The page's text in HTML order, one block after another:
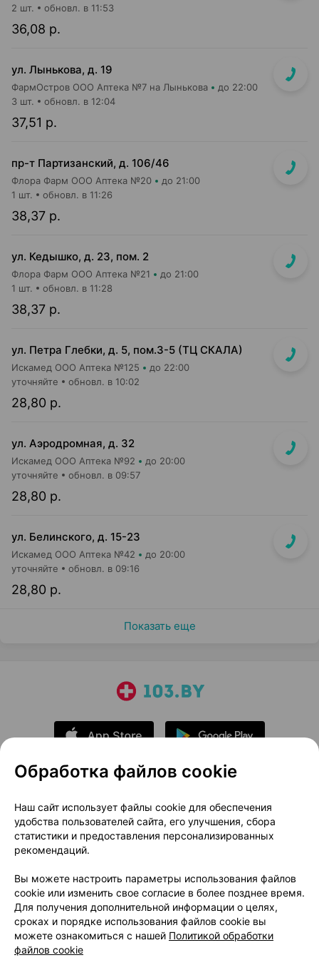
36,08 р.
2 шт. обновл. в 11:53
ул. Лынькова, д. 19
ФармОстров ООО Аптека №7 на Лынькова до 22:00
37,51 р.
3 шт. обновл. в 12:04
пр-т Партизанский, д. 106/46
Флора Фарм ООО Аптека №20 до 21:00
38,37 р.
1 шт. обновл. в 11:26
ул. Кедышко, д. 23, пом. 2
Флора Фарм ООО Аптека №21 до 21:00
38,37 р.
1 шт. обновл. в 11:28
ул. Петра Глебки, д. 5, пом.3-5 (ТЦ СКАЛА)
Искамед ООО Аптека №125 до 22:00
28,80 р.
уточняйте обновл. в 10:02
ул. Аэродромная, д. 32
Искамед ООО Аптека №92 до 20:00
28,80 р.
уточняйте обновл. в 09:57
ул. Белинского, д. 15-23
Искамед ООО Аптека №42 до 20:00
28,80 р.
уточняйте обновл. в 09:16
Показать еще
О проекте
Новости проекта
Размещение рекламы
Медицинский маркетинг
Публичный договор
Доставка
Способы оплаты
Вакансии
Партнеры
Написать руководителю 103.by
Написать в поддержку
Персональные настройки Cookie
Обработка файлов cookie
Наш сайт использует файлы cookie для обеспечения
удобства пользователей сайта, его улучшения, сбора
статистики и предоставления персонализированных
рекомендаций.
Вы можете настроить параметры использования файлов
cookie или изменить свое согласие в более позднее время.
Для получения дополнительной информации о целях,
сроках и порядке использования файлов cookie вы
можете ознакомиться с нашей Политикой обработки
файлов cookie